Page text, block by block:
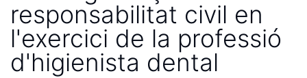
responsabilitat civil en
l'exercici de la professió
d'higienista dental